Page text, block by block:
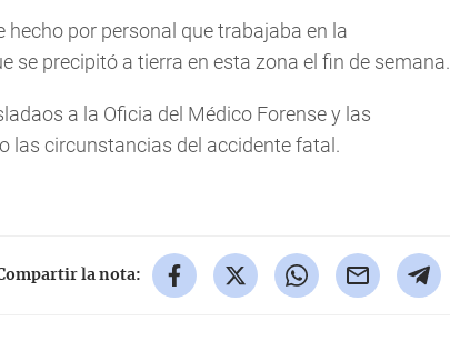
hecho por personal que trabajaba en la
se precipitó a tierra en esta zona el fin de semana.
a la Oficia del Médico Forense y las
las circunstancias del accidente fatal.
la nota: